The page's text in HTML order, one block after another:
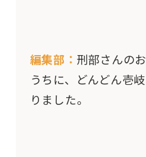
編集部： 刑部さんの
うちに、どんどん壱
りました。